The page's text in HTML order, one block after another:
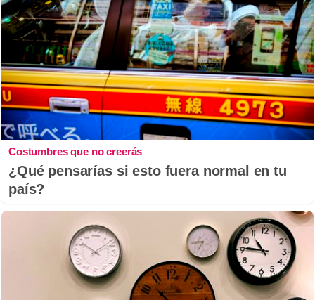
Costumbres que no creerás
¿Qué pensarías si esto fuera normal en tu
país?